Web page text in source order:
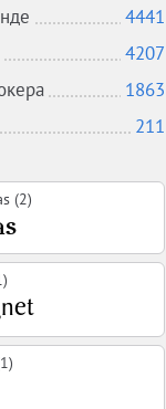
4441
4207
1863
211
(2)